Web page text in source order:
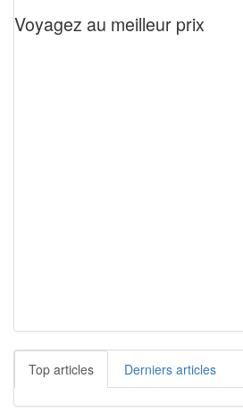
Voyagez au meilleur prix
Top articles Derniers articles